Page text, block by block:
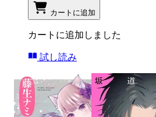
カートに追加
カートに追加しました
試し読み